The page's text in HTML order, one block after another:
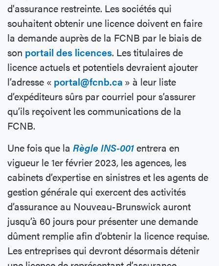
d'assurance restreinte. Les sociétés qui
souhaitent obtenir une licence doivent en faire
la demande auprès de la FCNB par le biais de
son portail des licences. Les titulaires de
licence actuels et potentiels devraient ajouter
l’adresse « portal@fcnb.ca » à leur liste
d’expéditeurs sûrs par courriel pour s’assurer
qu’ils reçoivent les communications de la
FCNB.
Une fois que la Règle INS-001entrera en
vigueur le 1er février 2023, les agences, les
cabinets d’expertise en sinistres et les agents de
gestion générale qui exercent des activités
d’assurance au Nouveau-Brunswick auront
jusqu’à 60 jours pour présenter une demande
dûment remplie afin d’obtenir la licence requise.
Les entreprises qui devront désormais détenir